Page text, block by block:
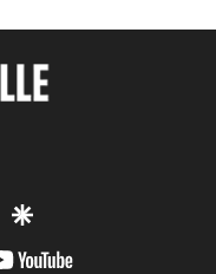
twittergoogle
youtube-